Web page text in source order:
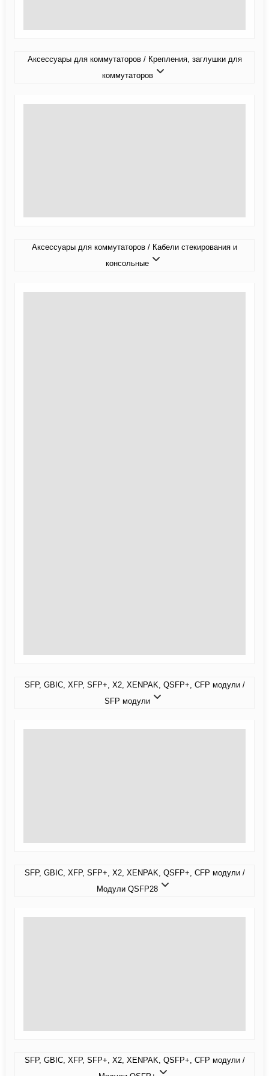
Аксессуары для коммутаторов / Крепления, заглушки для
коммутаторов
Аксессуары для коммутаторов / Кабели стекирования и
консольные
SFP, GBIC, XFP, SFP+, X2, XENPAK, QSFP+, CFP модули /
SFP модули
SFP, GBIC, XFP, SFP+, X2, XENPAK, QSFP+, CFP модули /
Модули QSFP28
SFP, GBIC, XFP, SFP+, X2, XENPAK, QSFP+, CFP модули /